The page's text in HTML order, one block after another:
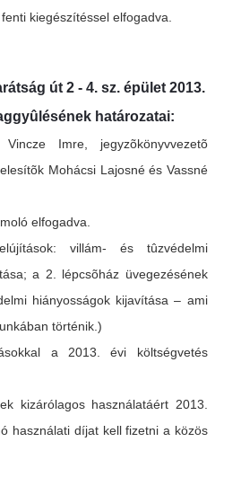
kiegészítéssel elfogadva.
út 2 - 4. sz. épület 2013.
határozatai:
Imre, jegyzõkönyvvezetõ
Mohácsi Lajosné és Vassné
elfogadva.
villám- és tûzvédelmi
a 2. lépcsõház üvegezésének
hiányosságok kijavítása – ami
történik.)
a 2013. évi költségvetés
kizárólagos használatáért 2013.
használati díjat kell fizetni a közös